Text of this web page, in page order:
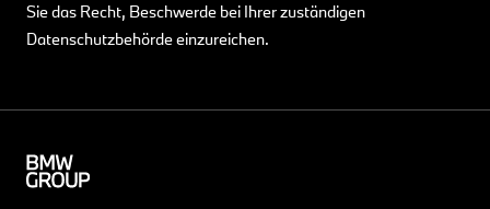
Sie das Recht, Beschwerde bei Ihrer zuständigen
Datenschutzbehörde einzureichen.